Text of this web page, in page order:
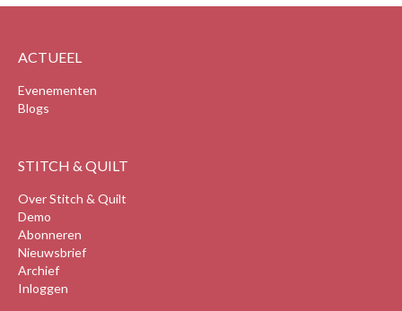
ACTUEEL
Evenementen
Blogs
STITCH & QUILT
Over Stitch & Quilt
Demo
Abonneren
Nieuwsbrief
Archief
Inloggen